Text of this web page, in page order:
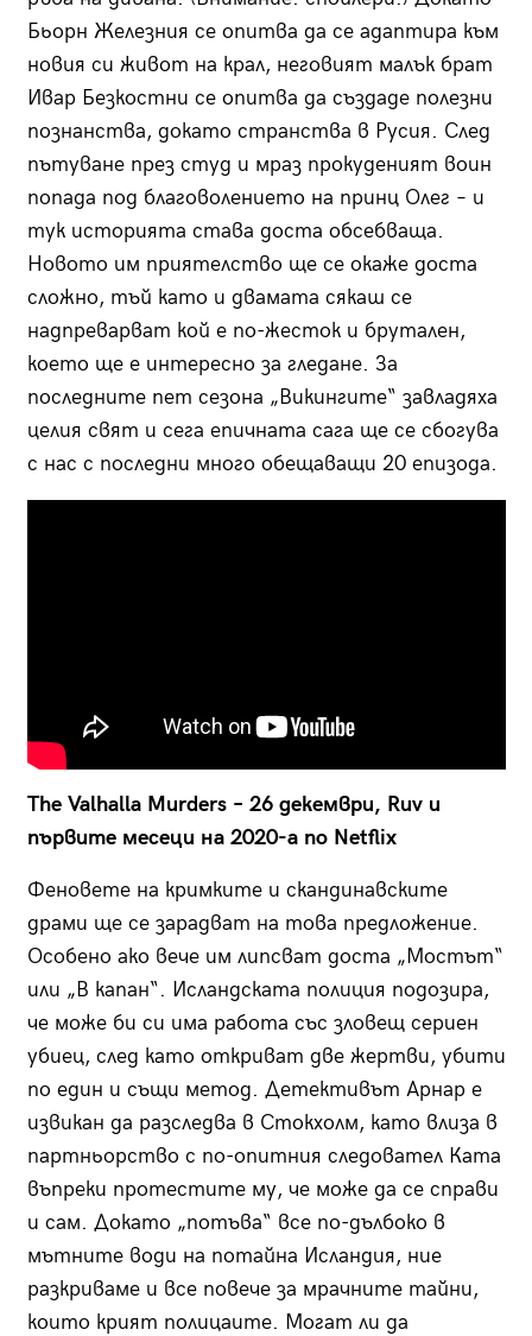
Бьорн Железния се опитва да се адаптира към
новия си живот на крал, неговият малък брат
Ивар Безкостни се опитва да създаде полезни
познанства, докато странства в Русия. След
пътуване през студ и мраз прокуденият воин
попада под благоволението на принц Олег – и
тук историята става доста обсебваща.
Новото им приятелство ще се окаже доста
сложно, тъй като и двамата сякаш се
надпреварват кой е по-жесток и брутален,
което ще е интересно за гледане. За
последните пет сезона „Викингите“ завладяха
целия свят и сега епичната сага ще се сбогува
с нас с последни много обещаващи 20 епизода.
The Valhalla Murders – 26 декември, Ruv и
първите месеци на 2020-а по Netflix
Феновете на кримките и скандинавските
драми ще се зарадват на това предложение.
Особено ако вече им липсват доста „Мостът“
или „В капан“. Исландската полиция подозира,
че може би си има работа със зловещ сериен
убиец, след като откриват две жертви, убити
по един и същи метод. Детективът Арнар е
извикан да разследва в Стокхолм, като влиза в
партньорство с по-опитния следовател Ката
въпреки протестите му, че може да се справи
и сам. Докато „потъва“ все по-дълбоко в
мътните води на потайна Исландия, ние
разкриваме и все повече за мрачните тайни,
които крият полицаите. Могат ли да